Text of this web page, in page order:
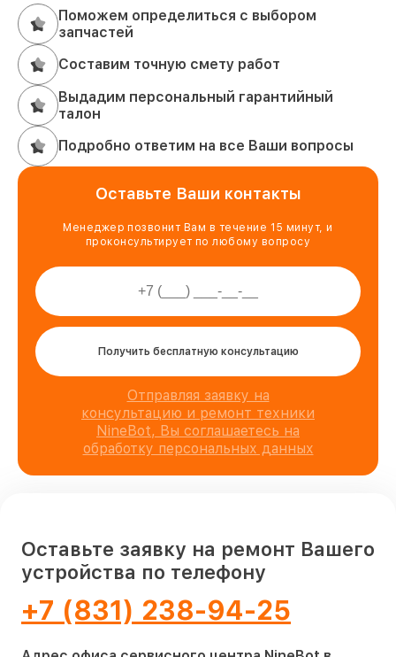
Поможем определиться с выбором
запчастей
Составим точную смету работ
Выдадим персональный гарантийный
талон
Подробно ответим на все Ваши вопросы
Оставьте Ваши контакты
Менеджер позвонит Вам в течение 15 минут, и
проконсультирует по любому вопросу
Получить бесплатную консультацию
Отправляя заявку на
консультацию и ремонт техники
NineBot, Вы соглашаетесь на
обработку персональных данных
Оставьте заявку на ремонт Вашего
устройства по телефону
+7 (831) 238-94-25